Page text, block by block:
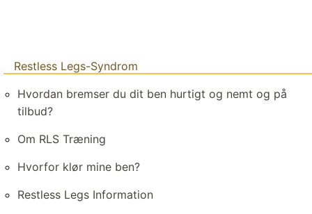
Restless Legs-Syndrom
Hvordan bremser du dit ben hurtigt og nemt og på
tilbud?
Om RLS Træning
Hvorfor klør mine ben?
Restless Legs Information